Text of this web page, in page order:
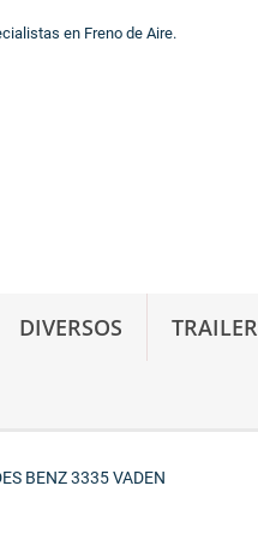
en Freno de Aire.
DIVERSOS TRAILER
BENZ 3335 VADEN